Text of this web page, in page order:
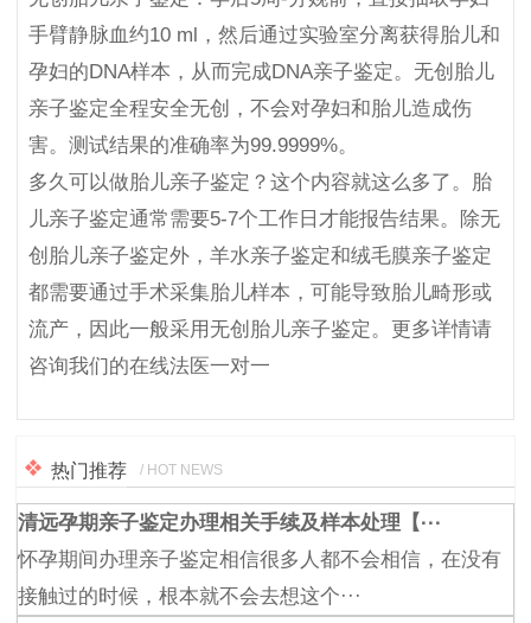
手臂静脉血约10 ml，然后通过实验室分离获得胎儿和
孕妇的DNA样本，从而完成DNA亲子鉴定。无创胎儿
亲子鉴定全程安全无创，不会对孕妇和胎儿造成伤
害。测试结果的准确率为99.9999%。
多久可以做胎儿亲子鉴定？这个内容就这么多了。胎
儿亲子鉴定通常需要5-7个工作日才能报告结果。除无
创胎儿亲子鉴定外，羊水亲子鉴定和绒毛膜亲子鉴定
都需要通过手术采集胎儿样本，可能导致胎儿畸形或
流产，因此一般采用无创胎儿亲子鉴定。更多详情请
咨询我们的在线法医一对一
热门推荐 / HOT NEWS
清远孕期亲子鉴定办理相关手续及样本处理【···
怀孕期间办理亲子鉴定相信很多人都不会相信，在没有
接触过的时候，根本就不会去想这个···